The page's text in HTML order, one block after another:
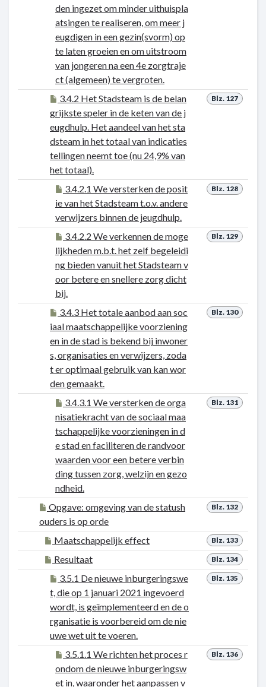
den ingezet om minder uithuispla
atsingen te realiseren, om meer j
eugdigen in een gezin(svorm) op
te laten groeien en om uitstroom
van jongeren na een 4e zorgtraje
ct (algemeen) te vergroten.
Blz. 127
3.4.2 Het Stadsteam is de belan
grijkste speler in de keten van de j
eugdhulp. Het aandeel van het sta
dsteam in het totaal van indicaties
tellingen neemt toe (nu 24,9% van
het totaal).
Blz. 128
3.4.2.1 We versterken de posit
ie van het Stadsteam t.o.v. andere
verwijzers binnen de jeugdhulp.
Blz. 129
3.4.2.2 We verkennen de moge
lijkheden m.b.t. het zelf begeleidi
ng bieden vanuit het Stadsteam v
oor betere en snellere zorg dicht
bij.
Blz. 130
3.4.3 Het totale aanbod aan soc
iaal maatschappelijke voorziening
en in de stad is bekend bij inwoner
s, organisaties en verwijzers, zoda
t er optimaal gebruik van kan wor
den gemaakt.
Blz. 131
3.4.3.1 We versterken de orga
nisatiekracht van de sociaal maa
tschappelijke voorzieningen in d
e stad en faciliteren de randvoor
waarden voor een betere verbin
ding tussen zorg, welzijn en gezo
ndheid.
Blz. 132
Opgave: omgeving van de statush
ouders is op orde
Blz. 133
Maatschappelijk effect
Blz. 134
Resultaat
Blz. 135
3.5.1 De nieuwe inburgeringswe
t, die op 1 januari 2021 ingevoerd
wordt, is geïmplementeerd en de o
rganisatie is voorbereid om de nie
uwe wet uit te voeren.
Blz. 136
3.5.1.1 We richten het proces r
ondom de nieuwe inburgeringsw
et in, waaronder het aanpassen v